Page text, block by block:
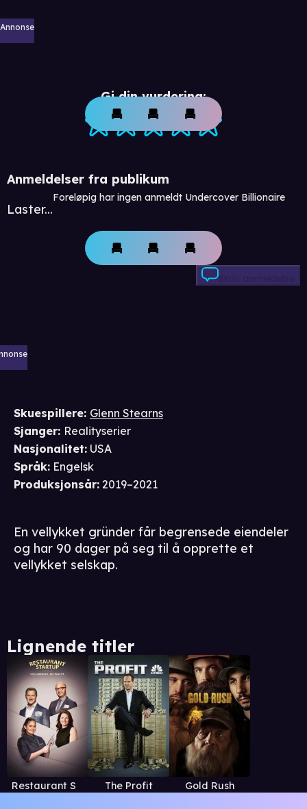
Annonse
Gi din vurdering:
Anmeldelser fra publikum
Laster...
Foreløpig har ingen anmeldt Undercover Billionaire
Skriv anmeldelse
Skuespillere: Glenn Stearns
Sjanger: Realityserier
Nasjonalitet: USA
Språk: Engelsk
Produksjonsår: 2019–2021
En vellykket gründer får begrensede eiendeler
og har 90 dager på seg til å opprette et
vellykket selskap.
Lignende titler
Restaurant Startup The Profit Gold Rush